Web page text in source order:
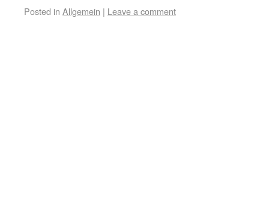
Posted in Allgemein | Leave a comment